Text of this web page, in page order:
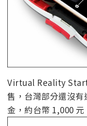
Virtual Reality
售，台灣部分還沒
金，約台幣 1,000 元